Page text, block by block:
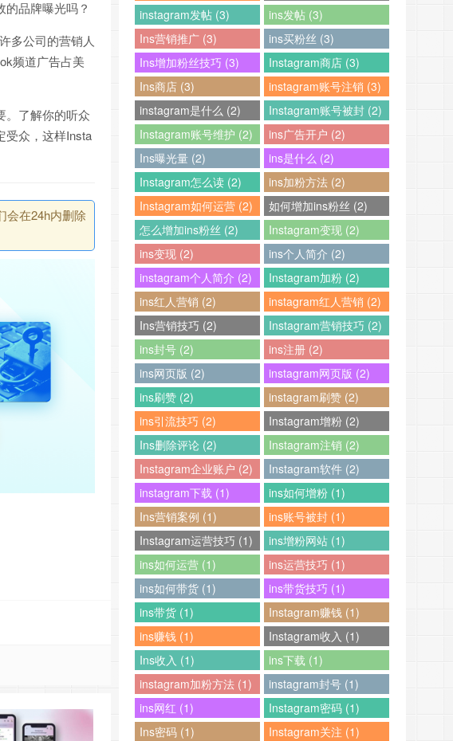
品牌曝光吗？
多公司的营销人
频道广告占美
。了解你的听众
受众，这样Insta
会在24h内删除
instagram发帖 (3)
ins发帖 (3)
Ins营销推广 (3)
ins买粉丝 (3)
Ins增加粉丝技巧 (3)
Instagram商店 (3)
Ins商店 (3)
instagram账号注销 (3)
instagram是什么 (2)
Instagram账号被封 (2)
Instagram账号维护 (2)
ins广告开户 (2)
Ins曝光量 (2)
ins是什么 (2)
Instagram怎么读 (2)
ins加粉方法 (2)
Instagram如何运营 (2)
如何增加ins粉丝 (2)
怎么增加ins粉丝 (2)
Instagram变现 (2)
ins变现 (2)
ins个人简介 (2)
instagram个人简介 (2)
Instagram加粉 (2)
ins红人营销 (2)
instagram红人营销 (2)
Ins营销技巧 (2)
Instagram营销技巧 (2)
ins封号 (2)
ins注册 (2)
ins网页版 (2)
instagram网页版 (2)
ins刷赞 (2)
instagram刷赞 (2)
ins引流技巧 (2)
Instagram增粉 (2)
Ins删除评论 (2)
Instagram注销 (2)
Instagram企业账户 (2)
Instagram软件 (2)
instagram下载 (1)
ins如何增粉 (1)
Ins营销案例 (1)
ins账号被封 (1)
Instagram运营技巧 (1)
ins增粉网站 (1)
ins如何运营 (1)
ins运营技巧 (1)
ins如何带货 (1)
ins带货技巧 (1)
ins带货 (1)
Instagram赚钱 (1)
ins赚钱 (1)
Instagram收入 (1)
Ins收入 (1)
ins下载 (1)
instagram加粉方法 (1)
instagram封号 (1)
ins网红 (1)
Instagram密码 (1)
Ins密码 (1)
Instagram关注 (1)